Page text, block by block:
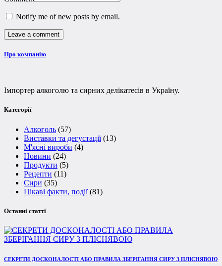
Notify me of new posts by email.
Про компанію
Імпортер алкоголю та сирних делікатесів в Україну.
Категорії
Алкоголь (57)
Виставки та дегустації(13)
М'ясні вироби (4)
Новини (24)
Продукти (5)
Рецепти (11)
Сири (35)
Цікаві факти, події(81)
Останні статті
СЕКРЕТИ ДОСКОНАЛОСТІ АБО ПРАВИЛА ЗБЕРІГАННЯ СИРУ З ПЛІСНЯВОЮ